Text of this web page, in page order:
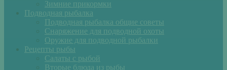
Зимние прикормки
Подводная рыбалка
Подводная рыбалка общие советы
Снаряжение для подводной охоты
Оружие для подводной рыбалки
Рецепты рыбы
Салаты с рыбой
Вторые блюда из рыбы